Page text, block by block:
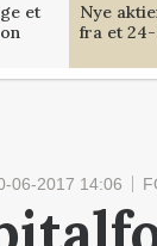
et
Nye
fra et
06-2017 14:06